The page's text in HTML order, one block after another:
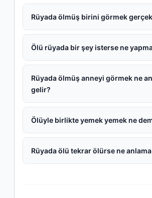
Rüyada ölmüş birini görmek
Ölü rüyada bir şey isterse ne
Rüyada ölmüş anneyi görmek ne
gelir?
Ölüyle birlikte yemek yemek ne
Rüyada ölü tekrar ölürse ne